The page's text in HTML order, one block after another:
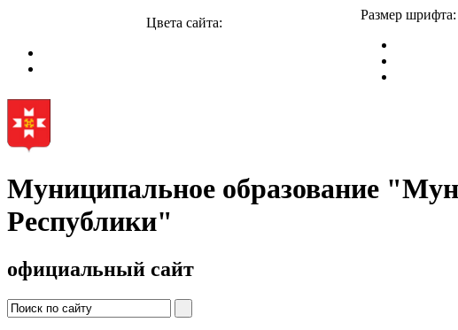
Цвета сайта:
Размер шрифта:
Муниципальное образование
Республики"
официальный сайт